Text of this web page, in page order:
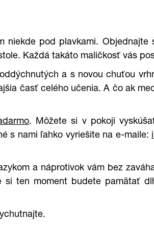
niekde pod plavkami. Objednajte
Každá takáto maličkosť vás
a s novou chuťou
časť celého učenia. A čo ak
. Môžete si v pokoji
s nami ľahko vyriešite na e-maile:
a náprotivok vám bez
ten moment budete pamätať